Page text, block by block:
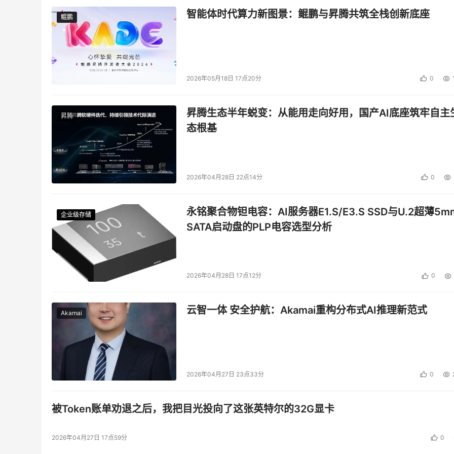
鲲鹏
鲲鹏 智能体时代算力新图景：鲲鹏与昇腾共筑全栈创新底座
2026年05月18日 17点20分 0
昇腾
昇腾生态半年蜕变：从能用走向好用，国产AI底座筑牢自主
态根基
2026年04月28日 22点14分 0
企业级存储
企业级存储
企业级存储
企业级存储
永铭聚合物钽电容：AI服务器E1.S/E3.S SSD与U.2超薄
SATA启动盘的PLP电容选型分析
2026年04月28日 17点12分 0
Akamai 云智一体 安全护航：Akamai重构分布式AI推理新范式
2026年04月27日 23点33分 0
被Token账单劝退之后，我把目光投向了这张英特尔的32G显卡
2026年04月27日 17点59分 0